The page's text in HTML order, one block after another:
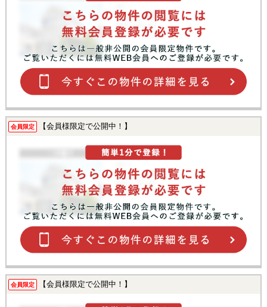
会員限定 【会員様限定で公開中！】
会員限定 【会員様限定で公開中！】